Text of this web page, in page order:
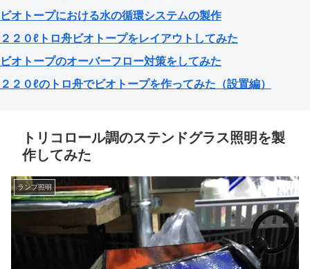
ビオトープにおける水の循環システムの製作
２２０ℓトロ舟ビオトープをレイアウトしてみた
ビオトープのオーバーフロー対策をしてみた
２２０ℓのトロ舟でビオトープを作ってみた（設置編）
トリコロール調のステンドグラス照明を製
作してみた
ランプ照明